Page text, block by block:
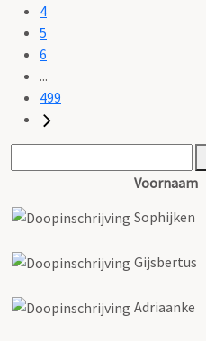
4
5
6
...
499
Voornaam
Sophijken
Gijsbertus
Adriaanke